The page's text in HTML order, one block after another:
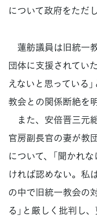
について政府をただ
蓮舫議員は旧統一教
団体に支援されてい
えないと思っている
教会との関係断絶を
また、安倍晋三元
官房副長官の妻が教
について、「聞かれ
ければ認めない。私
の中で旧統一教会の
る」と厳しく批判し